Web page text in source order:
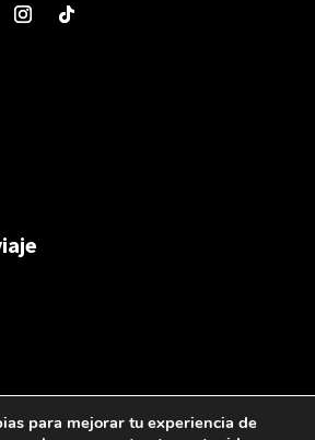
para mejorar tu experiencia de